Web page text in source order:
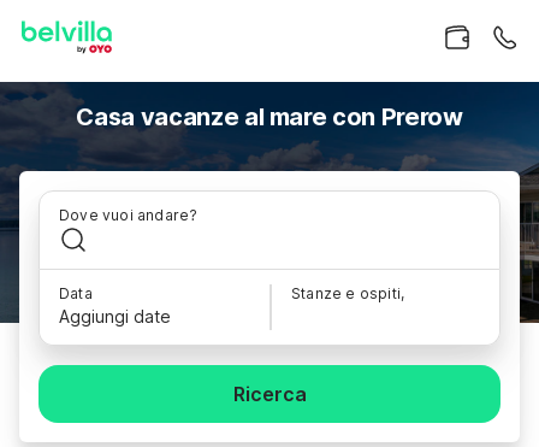
Casa vacanze al mare con Prerow
Dove vuoi andare?
Data
Aggiungi date
Stanze e ospiti,
Ricerca